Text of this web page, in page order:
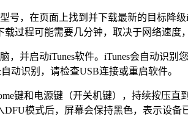
号，在页面上找到并下载最新的目标降
过程可能需要几分钟，取决于网络速度
，并启动iTunes软件。iTunes会自动识
动识别，请检查USB连接或重启软件。
键和电源键（开关机键），持续按压
模式后，屏幕会保持黑色，表示设备